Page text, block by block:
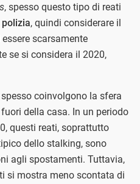
, spesso questo tipo di reati
, quindi considerare il
scarsamente
se si considera il 2020,
coinvolgono la sfera
della casa. In un periodo
questi reati, soprattutto
dello stalking, sono
agli spostamenti. Tuttavia,
si mostra meno scontata di